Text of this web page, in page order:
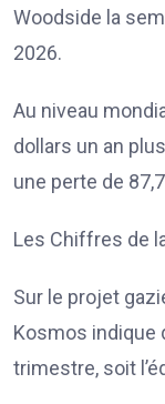
Woodside la
2026.
Au niveau
dollars un an
une perte de
Les Chiffres de
Sur le projet
Kosmos indique
trimestre, soit